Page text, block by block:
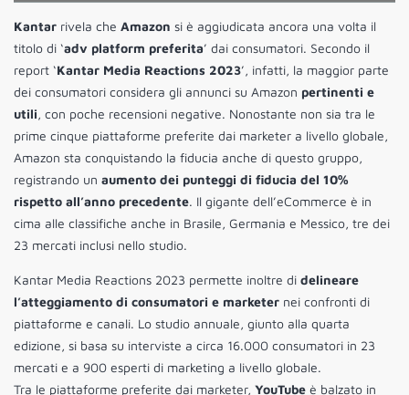
Kantar rivela che Amazon si è aggiudicata ancora una volta il
titolo di ‘adv platform preferita’ dai consumatori. Secondo il
report ‘Kantar Media Reactions 2023’, infatti, la maggior parte
dei consumatori considera gli annunci su Amazon pertinenti e
utili, con poche recensioni negative. Nonostante non sia tra le
prime cinque piattaforme preferite dai marketer a livello globale,
Amazon sta conquistando la fiducia anche di questo gruppo,
registrando un aumento dei punteggi di fiducia del 10%
rispetto all’anno precedente. Il gigante dell’eCommerce è in
cima alle classifiche anche in Brasile, Germania e Messico, tre dei
23 mercati inclusi nello studio.
Kantar Media Reactions 2023 permette inoltre di delineare
l’atteggiamento di consumatori e marketer nei confronti di
piattaforme e canali. Lo studio annuale, giunto alla quarta
edizione, si basa su interviste a circa 16.000 consumatori in 23
mercati e a 900 esperti di marketing a livello globale.
Tra le piattaforme preferite dai marketer, YouTube è balzato in